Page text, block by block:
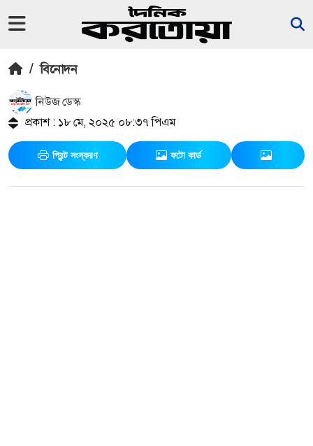
/ বিনোদন
নিউজ ডেস্ক
প্রকাশ : ১৮ মে, ২০২৫ ০৮:৩৭ পিএম
প্রিন্ট সংস্করণ ফটো কার্ড